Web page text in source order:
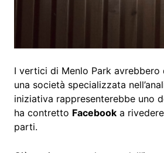
I vertici di Menlo Park
una società specializzata
iniziativa rappresenterebbe uno
ha contretto Facebook a
parti.